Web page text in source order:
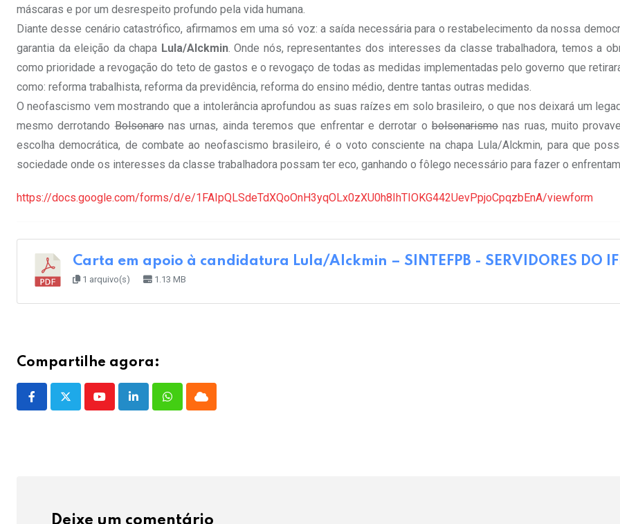
máscaras e por um desrespeito profundo pela vida humana.
Diante desse cenário catastrófico, afirmamos em uma só voz: a saída necessária para o restabelecimento da nossa
garantia da eleição da chapa Lula/Alckmin. Onde nós, representantes dos interesses da classe trabalhadora, temos a
como prioridade a revogação do teto de gastos e o revogaço de todas as medidas implementadas pelo governo que
como: reforma trabalhista, reforma da previdência, reforma do ensino médio, dentre tantas outras medidas.
O neofascismo vem mostrando que a intolerância aprofundou as suas raízes em solo brasileiro, o que nos deixará um
mesmo derrotandoBolsonaronas urnas, ainda teremos que enfrentar e derrotar obolsonarismo nas ruas, muito
escolha democrática, de combate ao neofascismo brasileiro, é o voto consciente na chapa Lula/Alckmin, para que
sociedade onde os interesses da classe trabalhadora possam ter eco, ganhando o fôlego necessário para fazer o
https://docs.google.com/forms/d/e/1FAIpQLSdeTdXQoOnH3yqOLx0zXU0h8IhTIOKG442UevPpjoCpqzbEnA/viewform
Carta em apoio à candidatura Lula/Alckmin – SINTEFPB - SERVIDORES DO
1 arquivo(s) 1.13 MB
Compartilhe agora:
YoutubeLinkedInWhatsappCloud
Deixe um comentário